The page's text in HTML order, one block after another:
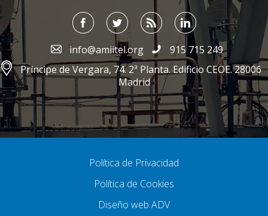
info@amiitel.org
915 715 249
Príncipe de Vergara, 74. 2ª Planta. Edificio CEOE. 28006
Madrid
Política de Privacidad
Política de Cookies
Diseño web ADV